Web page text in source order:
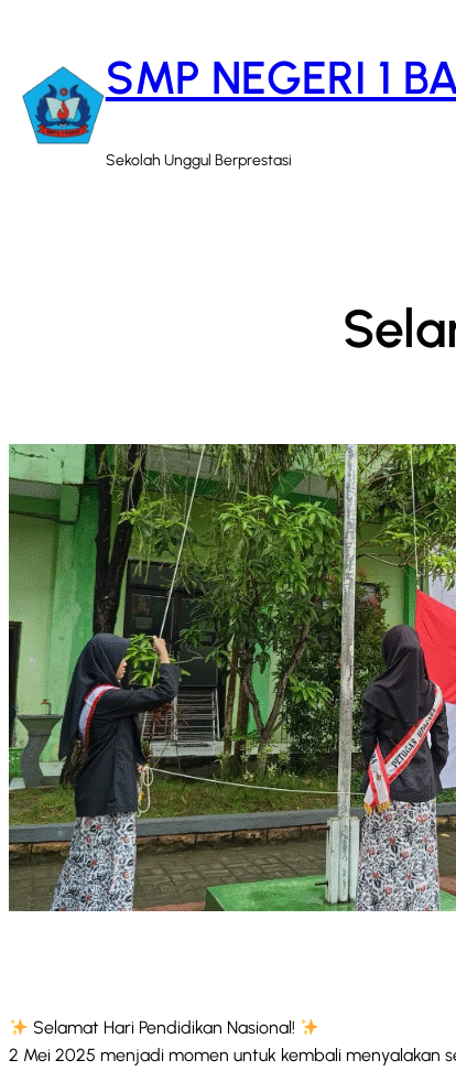
konten
SMP NEGERI 1
Sekolah Unggul Berprestasi
Selamat Hari Pendidikan Nasional!
2 Mei 2025 menjadi momen untuk kembali menyalakan